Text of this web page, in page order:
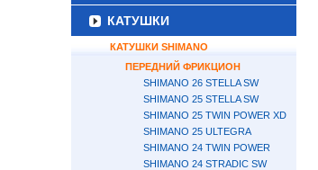
КАТУШКИ
КАТУШКИ SHIMANO
ПЕРЕДНИЙ ФРИКЦИОН
SHIMANO 26 STELLA SW
SHIMANO 25 STELLA SW
SHIMANO 25 TWIN POWER XD
SHIMANO 25 ULTEGRA
SHIMANO 24 TWIN POWER
SHIMANO 24 STRADIC SW